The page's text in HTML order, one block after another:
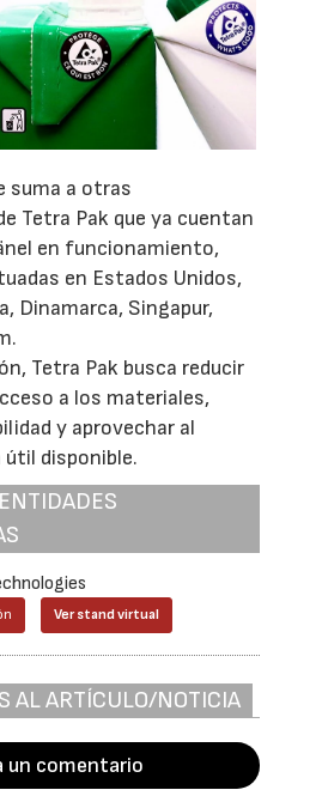
suma a otras
Tetra Pak que ya cuentan
en funcionamiento,
en Estados Unidos,
Dinamarca, Singapur,
Tetra Pak busca reducir
a los materiales,
y aprovechar al
disponible.
Ver stand virtual
AL ARTÍCULO/NOTICIA
un comentario